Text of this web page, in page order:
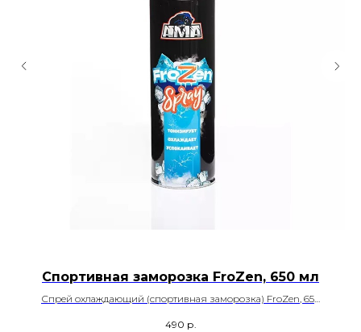
Спортивная заморозка FroZen, 650 мл
Спрей охлаждающий (спортивная заморозка) FroZen, 650
490 р.